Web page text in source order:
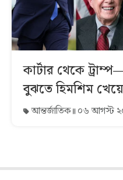
কার্টার থেকে
বুঝতে হিমশিম
আন্তর্জাতিক ০৬ আগস্ট